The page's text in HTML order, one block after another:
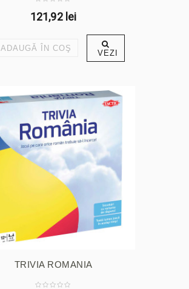
121,92 lei
ADAUGĂ ÎN COŞ VEZI
TRIVIA ROMANIA